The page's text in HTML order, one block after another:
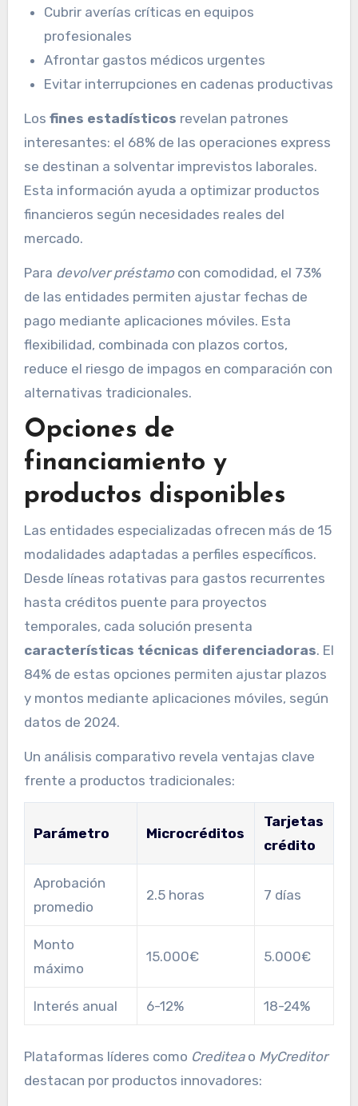
Cubrir averías críticas en equipos
profesionales
Afrontar gastos médicos urgentes
Evitar interrupciones en cadenas productivas
Los fines estadísticos revelan patrones
interesantes: el 68% de las operaciones express
se destinan a solventar imprevistos laborales.
Esta información ayuda a optimizar productos
financieros según necesidades reales del
mercado.
Para devolver préstamocon comodidad, el 73%
de las entidades permiten ajustar fechas de
pago mediante aplicaciones móviles. Esta
flexibilidad, combinada con plazos cortos,
reduce el riesgo de impagos en comparación con
alternativas tradicionales.
Opciones de
financiamiento y
productos disponibles
Las entidades especializadas ofrecen más de 15
modalidades adaptadas a perfiles específicos.
Desde líneas rotativas para gastos recurrentes
hasta créditos puente para proyectos
temporales, cada solución presenta
características técnicas diferenciadoras. El
84% de estas opciones permiten ajustar plazos
y montos mediante aplicaciones móviles, según
datos de 2024.
Un análisis comparativo revela ventajas clave
frente a productos tradicionales:
Parámetro Microcréditos
Tarjetas
crédito
Aprobación
promedio
2.5 horas 7 días
Monto
máximo
15.000€ 5.000€
Interés anual 6-12% 18-24%
Plataformas líderes como Crediteao MyCreditor
destacan por productos innovadores: